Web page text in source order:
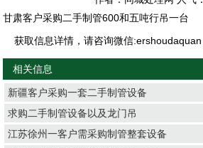
甘肃客户采购二手制管600和五吨行吊一台
获取信息详情，请咨询微信:ershoudaquan
相关信息
新疆客户采购一套二手制管设备
求购二手制管设备以及龙门吊
江苏徐州一客户需采购制管整套设备